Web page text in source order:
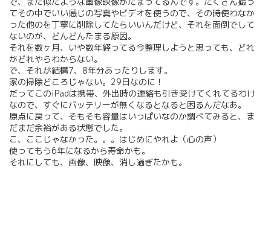
てその中でいい感じの写真やビデオを使うので、その時使わなか
った他のを丁寧に削除してたらいいんだけど、それを面倒でして
ないのが、どんどんたまる原因。
それを数ヶ月、いや数年経ってる今整理しようと思っても、どれ
がどれやらわからない。
で、それが結構7、8年分あったりします。
家の掃除どころじゃない。29日なのに！
だってこのiPadは携帯、外出時の連絡も引き受けてくれてるわけ
なので、すぐにバッテリーが無くなるとなると困るんだなあ。
原点に戻って、そもそも容量はいっぱいなのか調べてみると、ま
だまだ余裕がある状態でした。
こ、ここじゃなかった。。。はじめにやれよ（心の声）
使ってもう6年になるから寿命かも。
それにしても、画像、映像、消し過ぎたかも。